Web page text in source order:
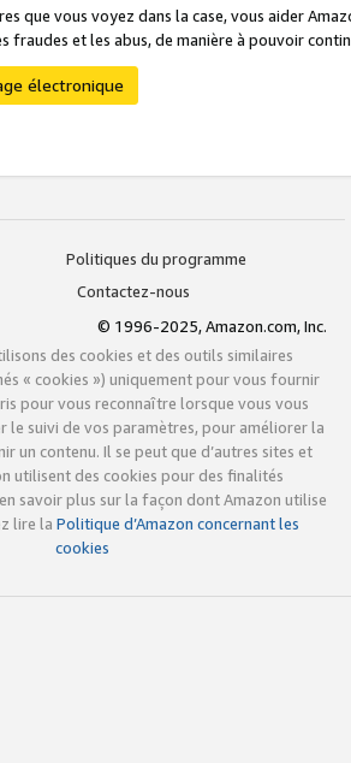
que vous voyez dans la case, vous aider
fraudes et les abus, de manière à pouvoir
électronique
Politiques du programme
Contactez-nous
© 1996-2025, Amazon.com, Inc.
des cookies et des outils similaires
« cookies ») uniquement pour vous fournir
pour vous reconnaître lorsque vous vous
le suivi de vos paramètres, pour améliorer la
un contenu. Il se peut que d’autres sites et
utilisent des cookies pour des finalités
savoir plus sur la façon dont Amazon utilise
lire la Politique d’Amazon concernant les
cookies